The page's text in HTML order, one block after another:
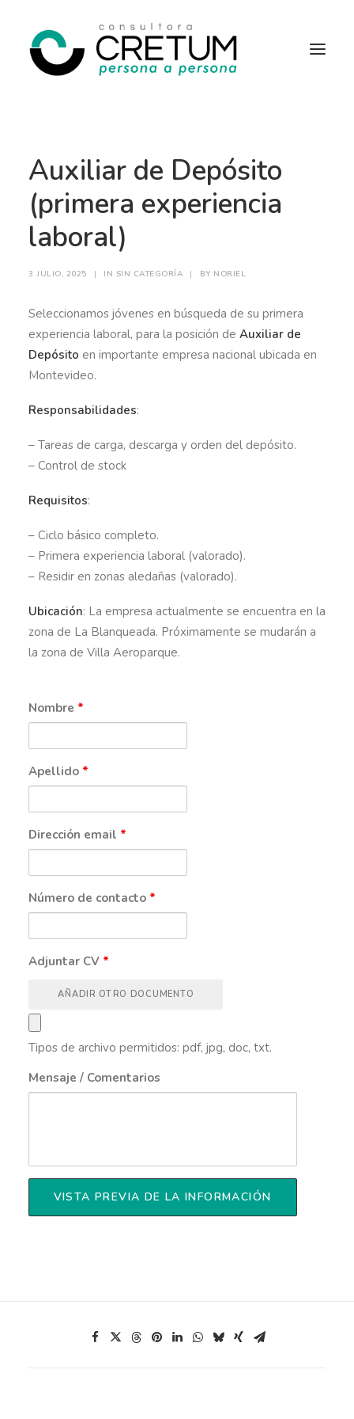
SERVICIOS
SOBRE NOSOTROS
CONTACTO
Auxiliar de Depósito
(primera experiencia
laboral)
3 JULIO, 2025 | IN SIN CATEGORÍA | BY NORIEL
Seleccionamos jóvenes en búsqueda de su primera
experiencia laboral, para la posición de Auxiliar de
Depósito en importante empresa nacional ubicada en
Montevideo.
Responsabilidades:
– Tareas de carga, descarga y orden del depósito.
– Control de stock
Requisitos:
– Ciclo básico completo.
– Primera experiencia laboral (valorado).
– Residir en zonas aledañas (valorado).
Ubicación: La empresa actualmente se encuentra en la
zona de La Blanqueada. Próximamente se mudarán a
la zona de Villa Aeroparque.
Nombre *
Apellido *
Dirección email *
Número de contacto *
Adjuntar CV *
AÑADIR OTRO DOCUMENTO
Tipos de archivo permitidos: pdf, jpg, doc, txt.
Mensaje / Comentarios